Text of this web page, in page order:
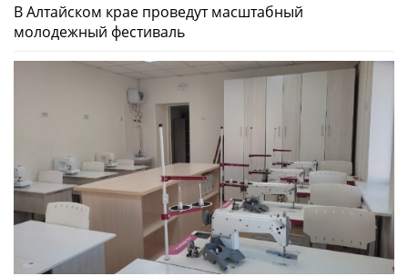
В Алтайском крае проведут масштабный
молодежный фестиваль